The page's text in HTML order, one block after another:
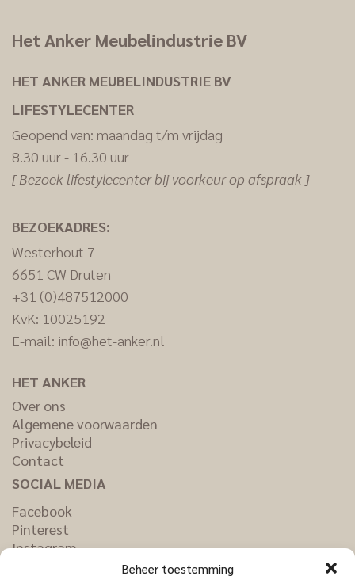
Beheer toestemming
Het Anker Meubelindustrie BV
HET ANKER MEUBELINDUSTRIE BV
LIFESTYLECENTER
Geopend van: maandag t/m vrijdag
8.30 uur - 16.30 uur
[ Bezoek lifestylecenter bij voorkeur op afspraak ]
BEZOEKADRES:
Westerhout 7
6651 CW Druten
+31 (0)487512000
KvK: 10025192
E-mail: info@het-anker.nl
HET ANKER
Over ons
Algemene voorwaarden
Privacybeleid
Contact
SOCIAL MEDIA
Facebook
Pinterest
Instagram